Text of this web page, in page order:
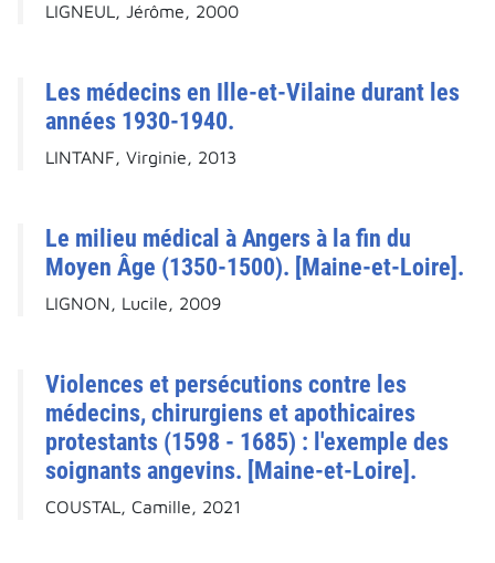
LIGNEUL, Jérôme, 2000
Les médecins en Ille-et-Vilaine durant les
années 1930-1940.
LINTANF, Virginie, 2013
Le milieu médical à Angers à la fin du
Moyen Âge (1350-1500). [Maine-et-Loire].
LIGNON, Lucile, 2009
Violences et persécutions contre les
médecins, chirurgiens et apothicaires
protestants (1598 - 1685) : l'exemple des
soignants angevins. [Maine-et-Loire].
COUSTAL, Camille, 2021